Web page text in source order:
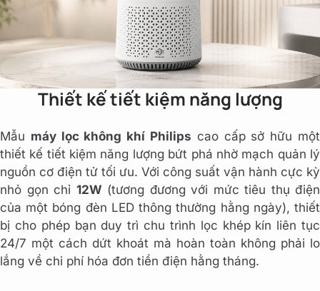
Thiết kế tiết kiệm năng lượng
Mẫu máy lọc không khí Philips cao cấp sở hữu một
thiết kế tiết kiệm năng lượng bứt phá nhờ mạch quản lý
nguồn cơ điện tử tối ưu. Với công suất vận hành cực kỳ
nhỏ gọn chỉ 12W (tương đương với mức tiêu thụ điện
của một bóng đèn LED thông thường hằng ngày), thiết
bị cho phép bạn duy trì chu trình lọc khép kín liên tục
24/7 một cách dứt khoát mà hoàn toàn không phải lo
lắng về chi phí hóa đơn tiền điện hằng tháng.